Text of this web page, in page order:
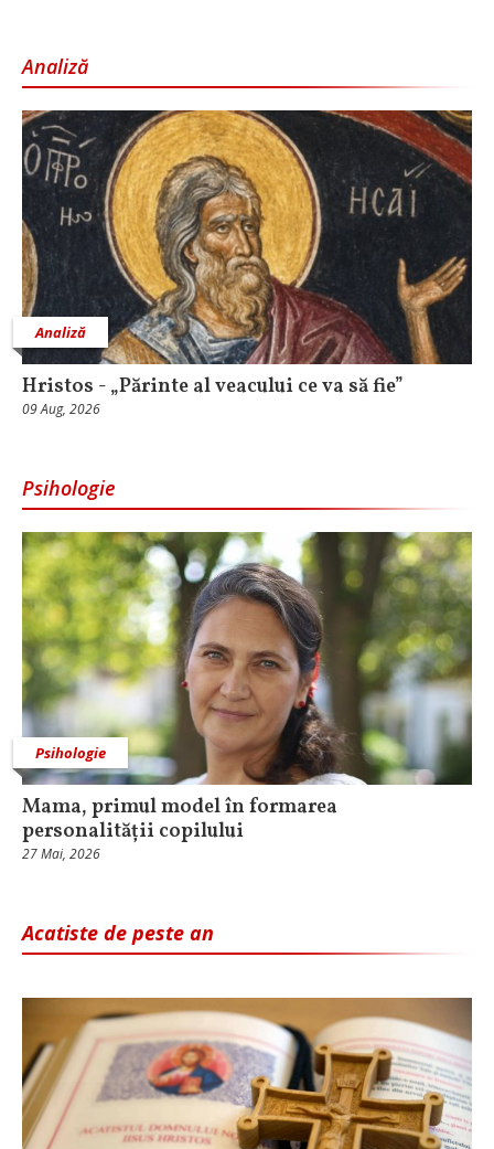
Analiză
Analiză
Hristos - „Părinte al veacului ce va să fie”
09 Aug, 2026
Psihologie
Psihologie
Mama, primul model în formarea
personalității copilului
27 Mai, 2026
Acatiste de peste an